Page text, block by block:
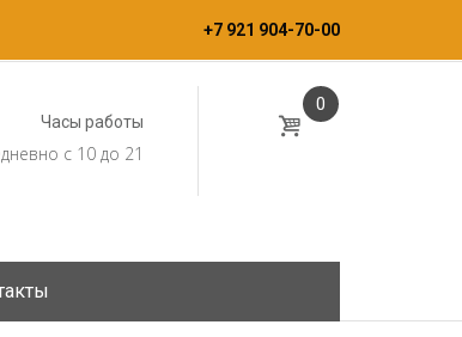
+7 921 904-70-00
Часы работы
с 10 до 21
0